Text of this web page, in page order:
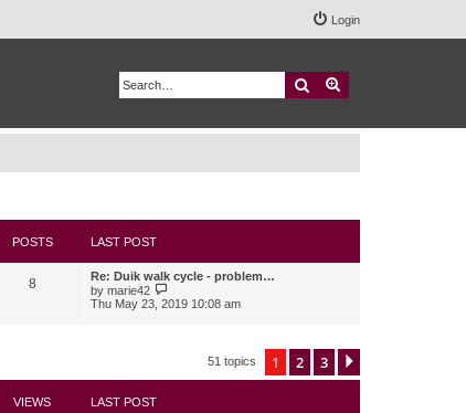
Login
Search
POSTS LAST POST
8
Re: Duik walk cycle - problem…
by marie42
i
l
Thu May 23, 2019 10:08 am
51 topics 1 2 3
VIEWS LAST POST